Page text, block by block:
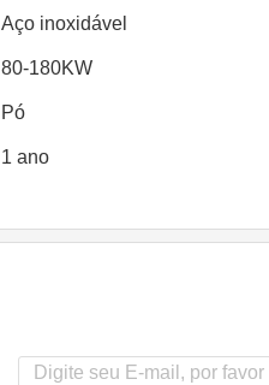
Aço inoxidável
80-180KW
Pó
1 ano